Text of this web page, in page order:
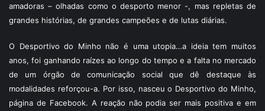
amadoras – olhadas como o desporto menor -, mas repletas de
grandes histórias, de grandes campeões e de lutas diárias.
O Desportivo do Minho não é uma utopia…a ideia tem muitos
anos, foi ganhando raízes ao longo do tempo e a falta no mercado
de um órgão de comunicação social que dê destaque às
modalidades reforçou-a. Por isso, nasceu o Desportivo do Minho,
página de Facebook. A reação não podia ser mais positiva e em